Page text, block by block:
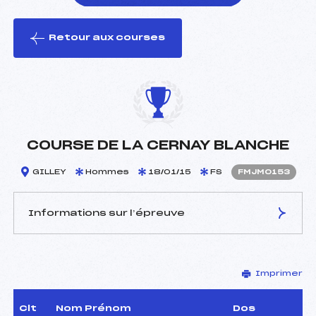
le ski
Retour aux courses
COURSE DE LA CERNAY BLANCHE
GILLEY Hommes 18/01/15 FS FMJM0153
Informations sur l’épreuve
TICHIT PHILIPPE (MJ)
D.T Adjoint :
–
Dir. Epreuve :
POURCHET JOEL (MJ)
Imprimer
Clt Nom Prénom Dos